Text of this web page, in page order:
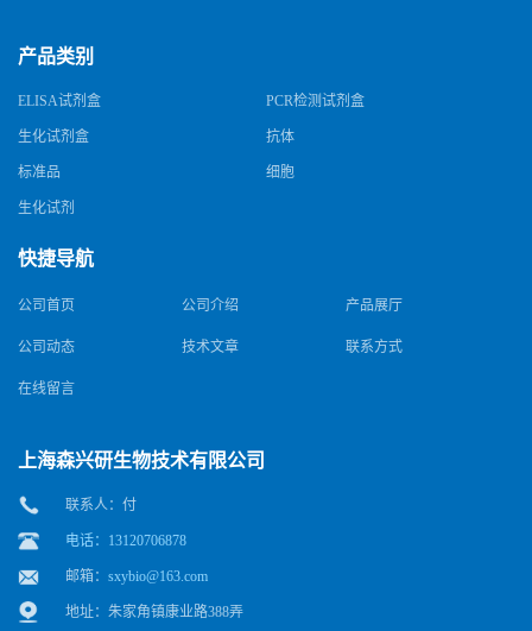
产品类别
ELISA试剂盒 PCR检测试剂盒
生化试剂盒 抗体
标准品 细胞
生化试剂
快捷导航
公司首页 公司介绍 产品展厅
公司动态 技术文章 联系方式
在线留言
上海森兴研生物技术有限公司
联系人：付
电话：13120706878
邮箱： sxybio@163.com
地址：朱家角镇康业路388弄